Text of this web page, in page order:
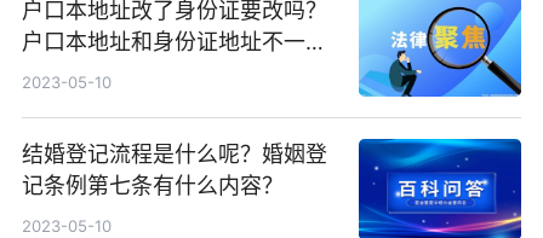
户口本地址改了身份证要改吗？
户口本地址和身份证地址不一样
怎么办？
2023-05-10
结婚登记流程是什么呢？婚姻登
记条例第七条有什么内容？
2023-05-10